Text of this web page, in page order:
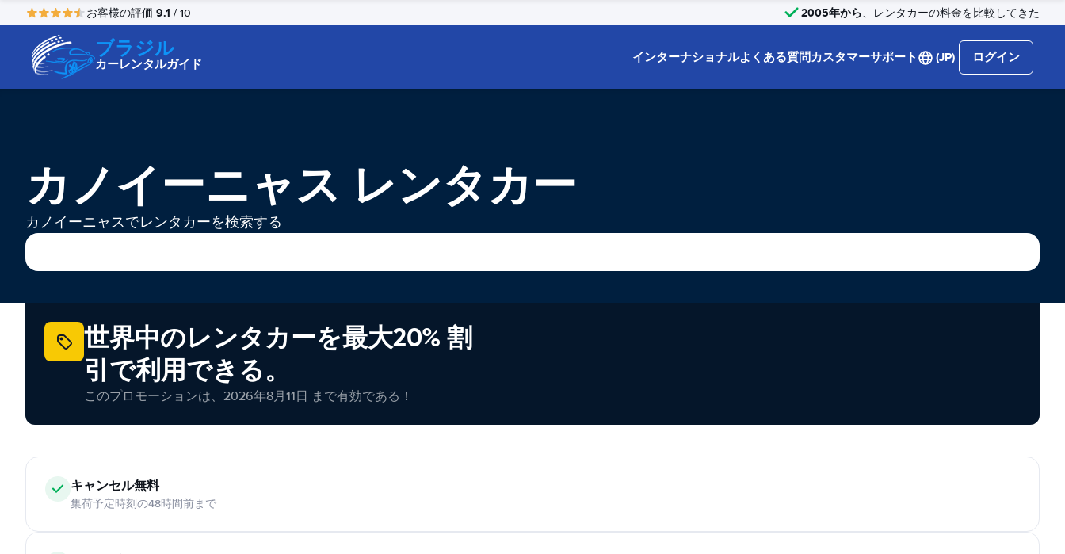
お客様の評価 9.1 / 10 2005年から、レンタカーの料金を比較してきた
ブラジル
カーレンタルガイド インターナショナルよくある質問カスタマーサポート (JP) ログイン
カノイーニャス レンタカー
カノイーニャスでレンタカーを検索する
世界中のレンタカーを最大20% 割
引で利用できる。
このプロモーションは、2026年8月11日 まで有効である！
キャンセル無料
集荷予定時刻の48時間前まで